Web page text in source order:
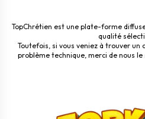
TopChrétien est une plate-forme
qualité
Toutefois, si vous veniez à trouver un
problème technique, merci de nous le